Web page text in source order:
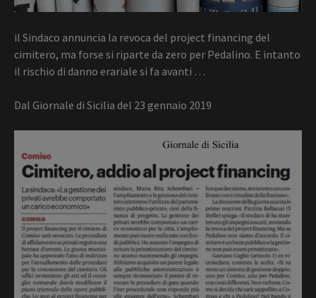
il Sindaco annuncia la revoca del project financing del
cimitero, ma forse si riparte da zero per Pedalino. E intanto
il rischio di danno erariale si fa avanti …
Dal Giornale di Sicilia del 23 gennaio 2019